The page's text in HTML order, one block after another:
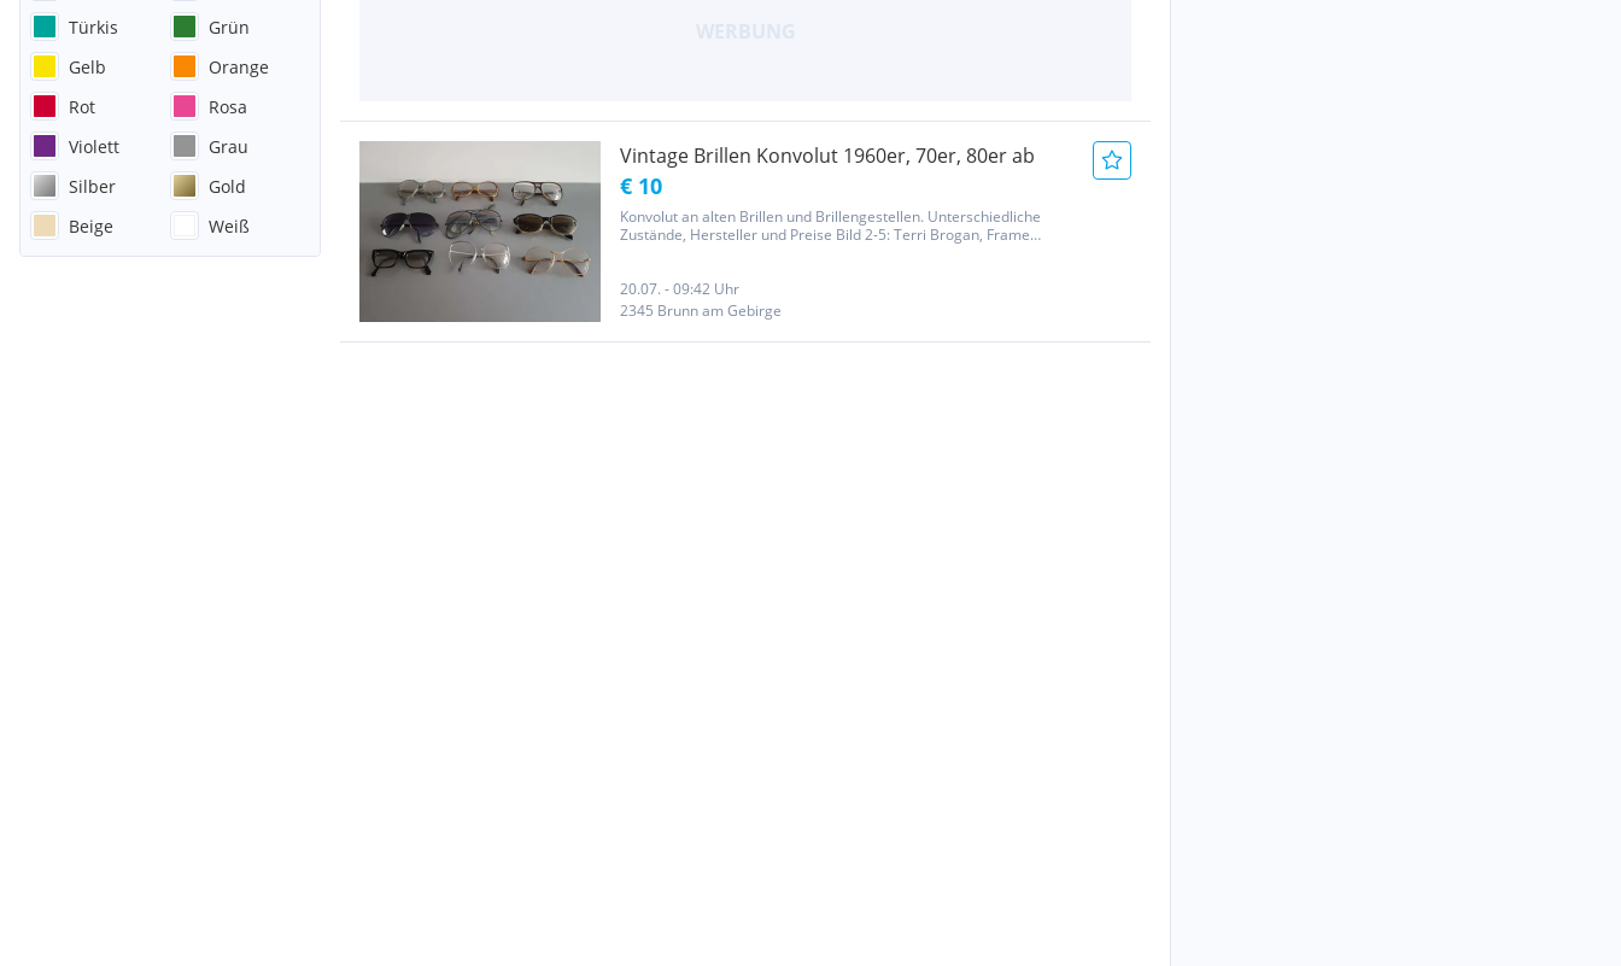
Türkis
Grün
Gelb
Orange
Rot
Rosa
Violett
Grau
Silber
Gold
Beige
Weiß
Vintage Brillen Konvolut 1960er, 70er, 80er ab
€ 10
Konvolut an alten Brillen und Brillengestellen. Unterschiedliche
Zustände, Hersteller und Preise Bild 2-5: Terri Brogan, Frame
20.07. - 09:42 Uhr
2345 Brunn am Gebirge